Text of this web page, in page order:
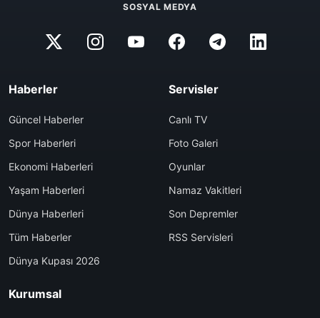
SOSYAL MEDYA
Haberler
Güncel Haberler
Spor Haberleri
Ekonomi Haberleri
Yaşam Haberleri
Dünya Haberleri
Tüm Haberler
Dünya Kupası 2026
Servisler
Canlı TV
Foto Galeri
Oyunlar
Namaz Vakitleri
Son Depremler
RSS Servisleri
Kurumsal